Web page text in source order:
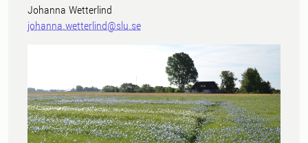
Johanna Wetterlind
johanna.wetterlind@slu.se